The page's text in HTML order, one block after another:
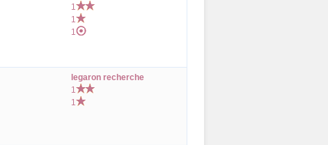
1
1
1
legaron recherche
1
1